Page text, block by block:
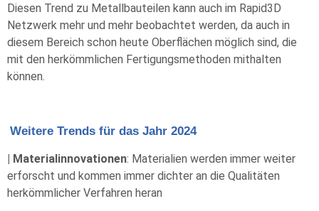
Diesen Trend zu Metallbauteilen kann auch im Rapid3D
Netzwerk mehr und mehr beobachtet werden, da auch in
diesem Bereich schon heute Oberflächen möglich sind, die
mit den herkömmlichen Fertigungsmethoden mithalten
können.
Weitere Trends für das Jahr 2024
| Materialinnovationen: Materialien werden immer weiter
erforscht und kommen immer dichter an die Qualitäten
herkömmlicher Verfahren heran